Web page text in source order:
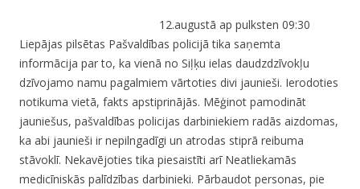
12.augustā ap pulksten 09:30
Liepājas pilsētas Pašvaldības policijā tika saņemta
informācija par to, ka vienā no Siļķu ielas daudzdzīvokļu
dzīvojamo namu pagalmiem vārtoties divi jaunieši. Ierodoties
notikuma vietā, fakts apstiprinājās. Mēģinot pamodināt
jauniešus, pašvaldības policijas darbiniekiem radās aizdomas,
ka abi jaunieši ir nepilngadīgi un atrodas stiprā reibuma
stāvoklī. Nekavējoties tika piesaistīti arī Neatliekamās
medicīniskās palīdzības darbinieki. Pārbaudot personas, pie